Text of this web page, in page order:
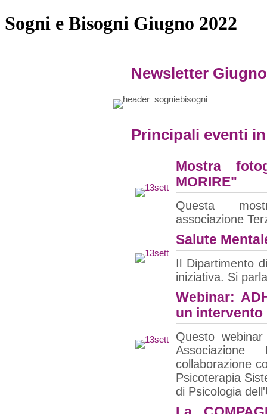
Sogni e Bisogni Giugno 2022
Newsletter
Principali eventi
Mostra
MORIRE"
Questa
associazione
Salute
Il Dipartimento
iniziativa. Si
Webinar:
un
Questo
collaborazione
Psicoterapia
di Psicologia